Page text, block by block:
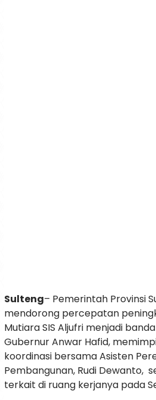
Sulteng– Pemerintah Provinsi
mendorong percepatan
Mutiara SIS Aljufri menjadi
Gubernur Anwar Hafid,
koordinasi bersama Asisten
Pembangunan, Rudi Dewanto,
terkait di ruang kerjanya pada